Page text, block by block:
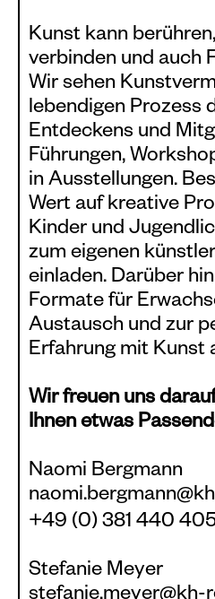
Current
Preview
Archive
Shop
Kataloge
Plakate
Sondereditionen
Editionen
Merchandise
Kunst kann
verbinden und auch
Wir sehen
lebendigen Prozess
Entdeckens und
Führungen,
in Ausstellungen.
Wert auf kreative
Kinder und
zum eigenen
einladen. Darüber
Formate für
Austausch und zur
Erfahrung mit Kunst
Wir freuen uns
Ihnen etwas
Naomi Bergmann
+49 (0) 381 440
Stefanie Meyer